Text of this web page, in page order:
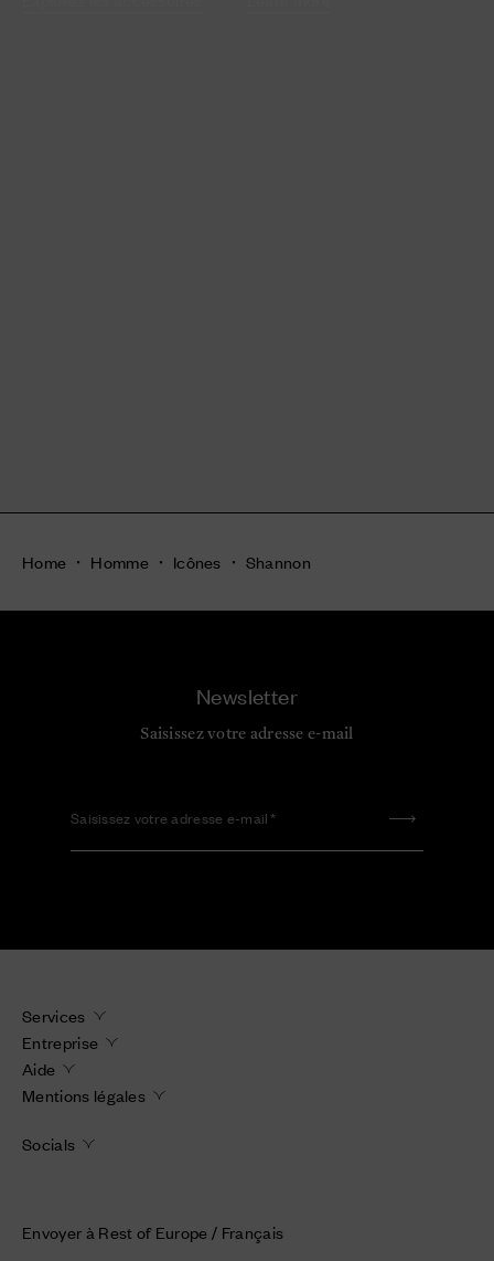
Home Homme Icônes Shannon
Newsletter
Saisissez votre adresse e-mail
Saisissez votre adresse e-mail
Services
Entreprise
Aide
Mentions légales
Socials
Envoyer à Rest of Europe / Français